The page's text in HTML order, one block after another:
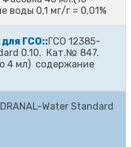
воды 0,1 мг/г = 0,01%
ГСО::ГСО 12385-
0.10. Кат.№ 847.
4 мл) содержание
Water Standard